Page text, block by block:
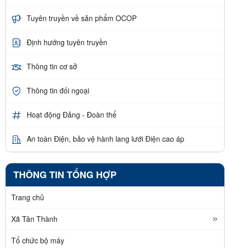
Tuyên truyền về sản phẩm OCOP
Định hướng tuyên truyền
Thông tin cơ sở
Thông tin đối ngoại
Hoạt động Đảng - Đoàn thể
An toàn Điện, bảo vệ hành lang lưới Điện cao áp
THÔNG TIN TỔNG HỢP
Trang chủ
Xã Tân Thành
Tổ chức bộ máy